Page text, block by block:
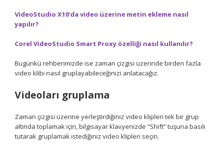
VideoStudio X10’da video üzerine metin ekleme nasıl
yapılır?
Corel VideoStudio Smart Proxy özelliği nasıl kullanılır?
Bugünkü rehberimizde ise zaman çizgisi üzerinde birden fazla
video klibi nasıl gruplayabileceğinizi anlatacağız.
Videoları gruplama
Zaman çizgisi üzerine yerleştirdiğiniz video klipleri tek bir grup
altında toplamak için, bilgisayar klavyenizde “Shift” tuşuna basılı
tutarak gruplamak istediğiniz video klipleri seçin.